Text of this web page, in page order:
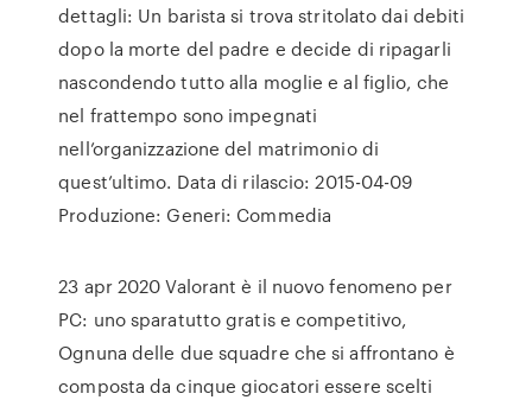
dettagli: Un barista si trova stritolato dai debiti
dopo la morte del padre e decide di ripagarli
nascondendo tutto alla moglie e al figlio, che
nel frattempo sono impegnati
nell’organizzazione del matrimonio di
quest’ultimo. Data di rilascio: 2015-04-09
Produzione: Generi: Commedia
23 apr 2020 Valorant è il nuovo fenomeno per
PC: uno sparatutto gratis e competitivo,
Ognuna delle due squadre che si affrontano è
composta da cinque giocatori essere scelti